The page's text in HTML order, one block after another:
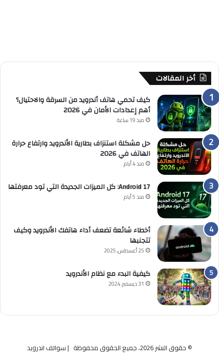
أخر المقالات
كيف تحمي هاتف أندرويد من السرقة والاحتيال؟
أهم إعدادات الأمان في 2026
منذ 19 ساعة
حل مشكلة استنزاف بطارية الأندرويد وارتفاع حرارة
الهاتف في 2026
منذ 4 أيام
Android 17: كل الميزات الجديدة التي تود معرفتها
منذ 5 أيام
أخطاء شائعة تضعف أداء هاتفك الأندرويد وكيف
تتجنبها
25 أغسطس, 2025
كيفية البدء مع نظام الأندرويد
31 ديسمبر, 2024
© حقوق النشر 2026، جميع الحقوق محفوظة | سوالف اندرويد